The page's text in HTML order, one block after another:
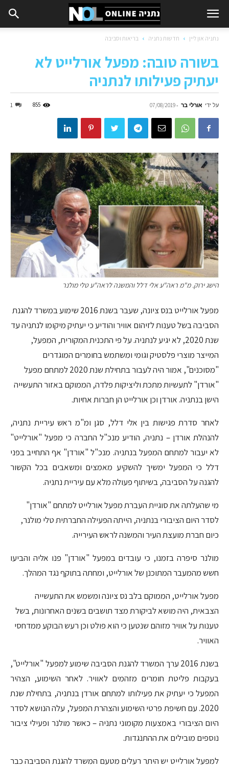
נתניה און ליין חדשות נתניה בריאות וסביבה
בשורה טובה: מפעל אורלייט לא
יעתיק פעילותו לנתניה
על ידי אורלי בר -
07/08/2019
1 855
הישג ירוק. מ"מ ראה"ע אלי דלל והמשנה לראה"ע טלי מולנר
מפעל אורלייט בנס ציונה, שעבר בשנת 2016 שימוע במשרד להגנת
הסביבה בשל טענות לזיהום אוויר והודיע כי יעתיק מיקומו לנתניה עד
שנת 2020, לא יגיע לנתניה. על פי התכנית המקורית, המפעל,
המייצר מוצרי פלסטיק וגומי ומשתמש בחומרים המוגדרים
"מסוכנים", אמור היה לעבור בתחילת שנת 2020 למתחם מפעל
"אורדן" לתעשיות מתכת וליציקות פלדה, הממוקם באזור התעשייה
הישן בנתניה. אורדן וכן אורלייט הן חברות אחיות.
לאחר סדרת פגישות בין אלי דלל, סגן ומ"מ ראש עיריית נתניה,
להנהלת אורדן – נתניה, הודיע מנכ"ל החברה כי מפעל "אורלייט"
לא יעבור למתחם המפעל בנתניה. מנכ"ל "אורדן" אף התחייב בפני
דלל כי המפעל ימשיך להשקיע מאמצים ומשאבים בכל הקשור
להגנה על הסביבה, בשיתוף פעולה מלא עם עיריית נתניה.
מי שהעלתה את סוגיית העברת מפעל אורלייט למתחם "אורדן"
לסדר היום הציבורי בנתניה, הייתה הפעילה החברתית טלי מולנר,
כיום חברת מועצת העיר והמשנה לראש העירייה.
מולנר סיפרה בזמנו, כי עובדים במפעל "אורדן" פנו אליה והביעו
חשש מהמעבר המתוכנן של אורלייט, ומחתה בתוקף נגד המהלך.
מפעל אורלייט, הממוקם בלב נס ציונה ומשמש את התעשייה
הצבאית, היה מושא לביקורת מצד תושבים בשנים האחרונות, בשל
טענות על אוויר מזוהם שנטען כי הוא פולט וכן רעש הבוקע ממדחסי
האוויר.
בשנת 2016 ערך המשרד להגנת הסביבה שימוע למפעל "אורלייט",
בעקבות פליטת חומרים מזהמים לאוויר. לאחר השימוע, הצהיר
המפעל כי יעתיק את פעילותו למתחם אורדן בנתניה, בתחילת שנת
2020. עם חשיפת פרטי השימוע והצהרת המפעל, עלה הנושא לסדר
היום הציבורי באמצעות מקומוני נתניה – כאשר מולנר ופעילי ציבור
נוספים מובילים את ההתנגדות.
למפעל אורלייט יש היתר רעלים מטעם המשרד להגנת הסביבה כבר